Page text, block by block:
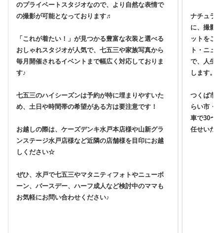
のプライベートスタジオなので、より自然な表情で
の撮影が可能となっております♬
「これが着たい！」が見つかる豊富な衣装と選べる
おしゃれスタジオが人気で、七五三や家族写真から
毎月開催されるイベントまで幅広く対応しておりま
す♪
七五三のハイシーズンは予約が特に埋まりやすいた
め、土日や時間帯の希望がある方は要注意です！
お越しの際は、ケーズデンキ水戸本店様や山新グラ
ンステージ水戸店様など近隣の店舗様を目印にお越
しください☆
ぜひ、水戸で七五三やマタニティフォトやニューボ
ーン、バースデー、ハーフ成人など検討中のママも
お気軽にお問い合わせください♪
ナチュラ
に、撮影
ットをご
ト・ニュ
で、人生
します。
つくば市
らい市・
車で30〜
任せいた